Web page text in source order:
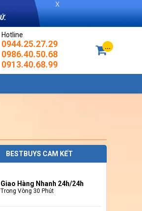
Hotline
0944.25.27.29
0986.40.50.68
0913.40.68.99
...
BESTBUYS CAM KẾT
Giao Hàng Nhanh 24h/24h
Trong Vòng 30 Phút